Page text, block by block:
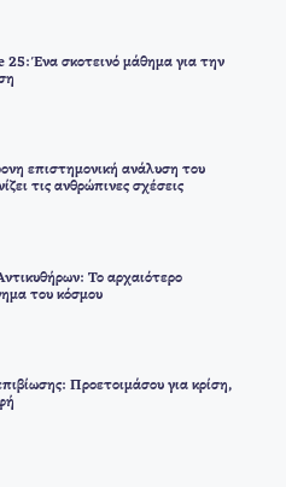
25: Ένα σκοτεινό μάθημα για την
επιστημονική ανάλυση του
τις ανθρώπινες σχέσεις
Το αρχαιότερο
του κόσμου
Προετοιμάσου για κρίση,